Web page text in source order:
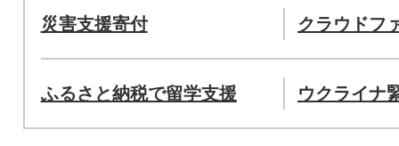
災害支援寄付 クラウドフ
ふるさと納税で留学支援 ウクライナ